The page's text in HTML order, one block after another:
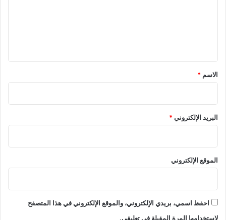
*
الاسم *
البريد الإلكتروني*
الموقع الإلكتروني
احفظ اسمي، بريدي الإلكتروني، والموقع الإلكتروني في هذا المتصفح
لاستخدامها المرة المقبلة في تعليقي.